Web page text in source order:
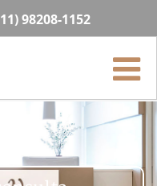
98208-1152